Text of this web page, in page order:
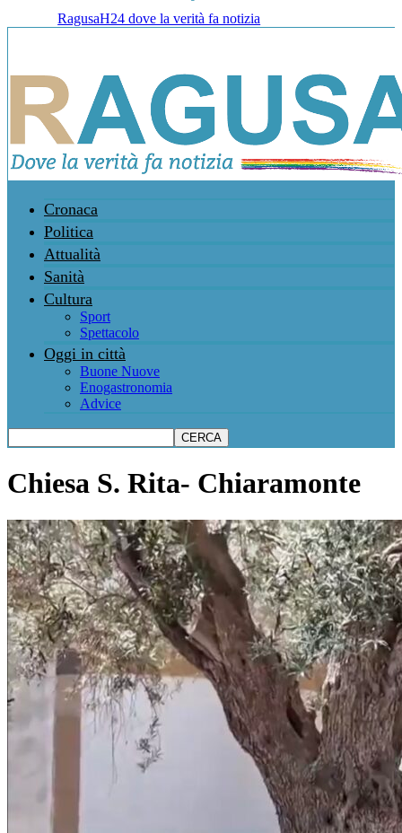
RagusaH24 dove la verità fa notizia
Cronaca
Politica
Attualità
Sanità
Cultura
Sport
Spettacolo
Oggi in città
Buone Nuove
Enogastronomia
Advice
Chiesa S. Rita- Chiaramonte